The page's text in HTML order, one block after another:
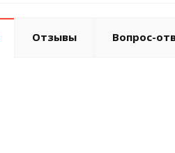
Отзывы Вопрос-